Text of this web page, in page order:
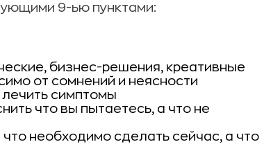
9-ью пунктами:
бизнес-решения, креативные
от сомнений и неясности
симптомы
что вы пытаетесь, а что не
необходимо сделать сейчас, а что